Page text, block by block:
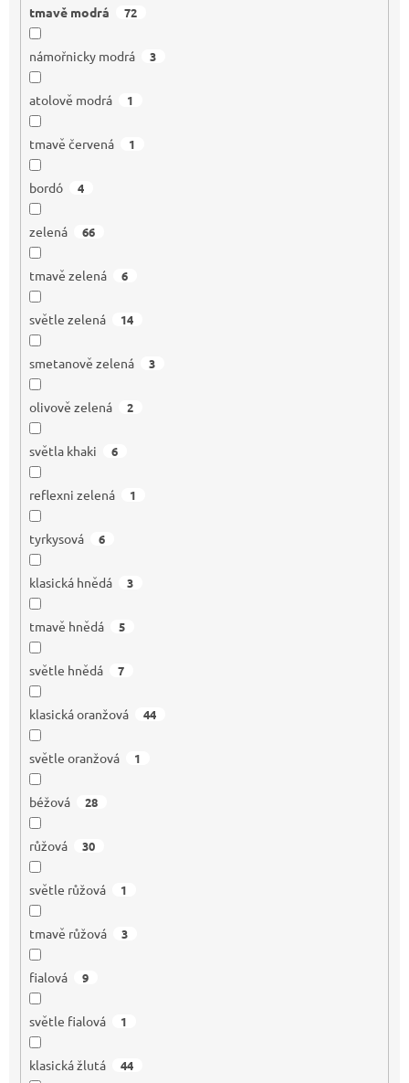
tmavě modrá 72
námořnicky modrá 3
atolově modrá 1
tmavě červená 1
bordó 4
zelená 66
tmavě zelená 6
světle zelená 14
smetanově zelená 3
olivově zelená 2
světla khaki 6
reflexni zelená 1
tyrkysová 6
klasická hnědá 3
tmavě hnědá 5
světle hnědá 7
klasická oranžová 44
světle oranžová 1
béžová 28
růžová 30
světle růžová 1
tmavě růžová 3
fialová 9
světle fialová 1
klasická žlutá 44